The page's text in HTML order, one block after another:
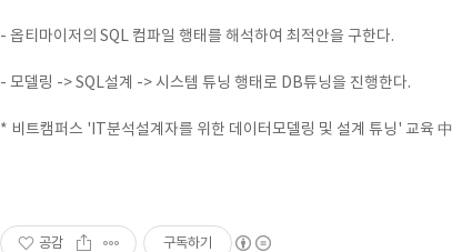
- 옵티마이저의 SQL 컴파일 행태를 해석하여 최적안을 구한다.
- 모델링 -> SQL설계 -> 시스템 튜닝 행태로 DB튜닝을 진행한다.
* 비트캠퍼스 'IT분석설계자를 위한 데이터모델링 및 설계 튜닝' 교육 中
공감 구독하기